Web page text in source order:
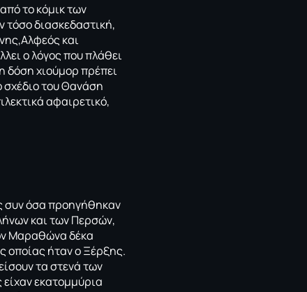
το κόμικ των
τόσο διασκεδαστική,
και
ο λόγος που πλάθει
δόση χιούμορ πρέπει
σχέδιο του Θανάση
αφαιρετικό,
συν όσα προηγήθηκαν
και των Περσών,
Μαραθώνα δέκα
οποίας ήταν ο Ξέρξης.
τα στενά των
εκατομμύρια